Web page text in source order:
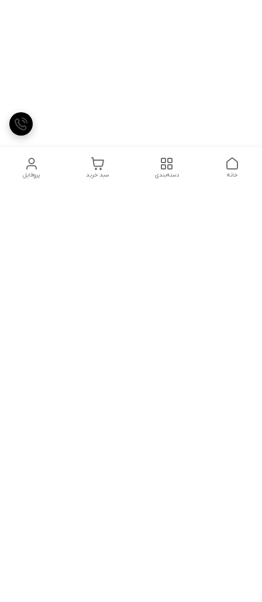
پروفایل سبد خرید دسته‌بندی خانه